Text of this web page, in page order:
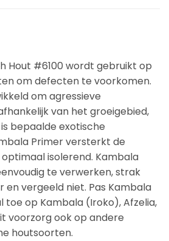
Hout #6100 wordt gebruikt op
om defecten te voorkomen.
om agressieve
van het groeigebied,
bepaalde exotische
Primer versterkt de
isolerend. Kambala
te verwerken, strak
en vergeeld niet. Pas Kambala
toe op Kambala (Iroko), Afzelia,
voorzorg ook op andere
houtsoorten.